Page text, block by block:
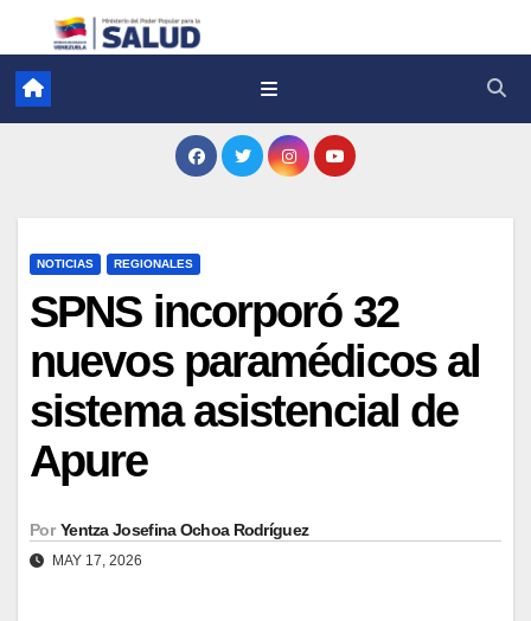
NOTICIAS REGIONALES
SPNS incorporó 32
nuevos paramédicos al
sistema asistencial de
Apure
Por Yentza Josefina Ochoa Rodríguez
MAY 17, 2026